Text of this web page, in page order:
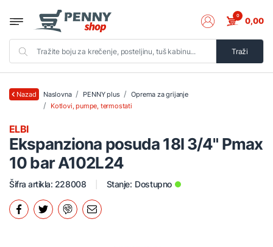
Traži
0 0,00
Nazad Naslovna PENNY plus
Oprema za grijanje
Kotlovi, pumpe, termostati
Ekspanziona posuda 18l 3/4" Pmax
10 bar A102L24
ELBI
Šifra artikla: 228008 Stanje: Dostupno